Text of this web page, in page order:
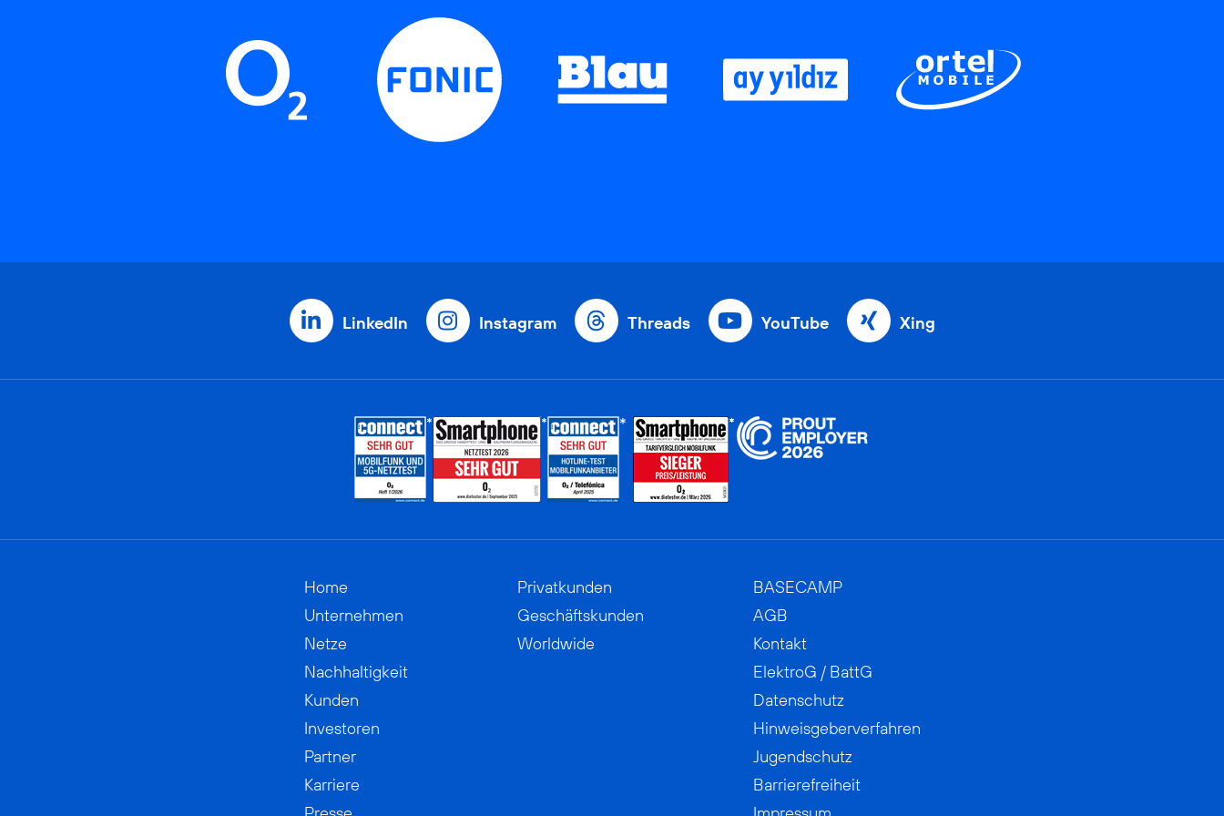
LinkedIn Instagram Threads YouTube Xing
Home
Unternehmen
Netze
Nachhaltigkeit
Kunden
Investoren
Partner
Karriere
Privatkunden
Geschäftskunden
Worldwide
BASECAMP
AGB
Kontakt
ElektroG / BattG
Datenschutz
Hinweisgeberverfahren
Jugendschutz
Barrierefreiheit